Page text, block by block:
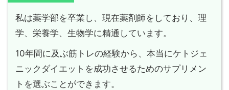
私は薬学部を卒業し、現在薬剤師をしており、理
学、栄養学、生物学に精通しています。
10年間に及ぶ筋トレの経験から、本当にケトジェ
ニックダイエットを成功させるためのサプリメン
トを選ぶことができます。